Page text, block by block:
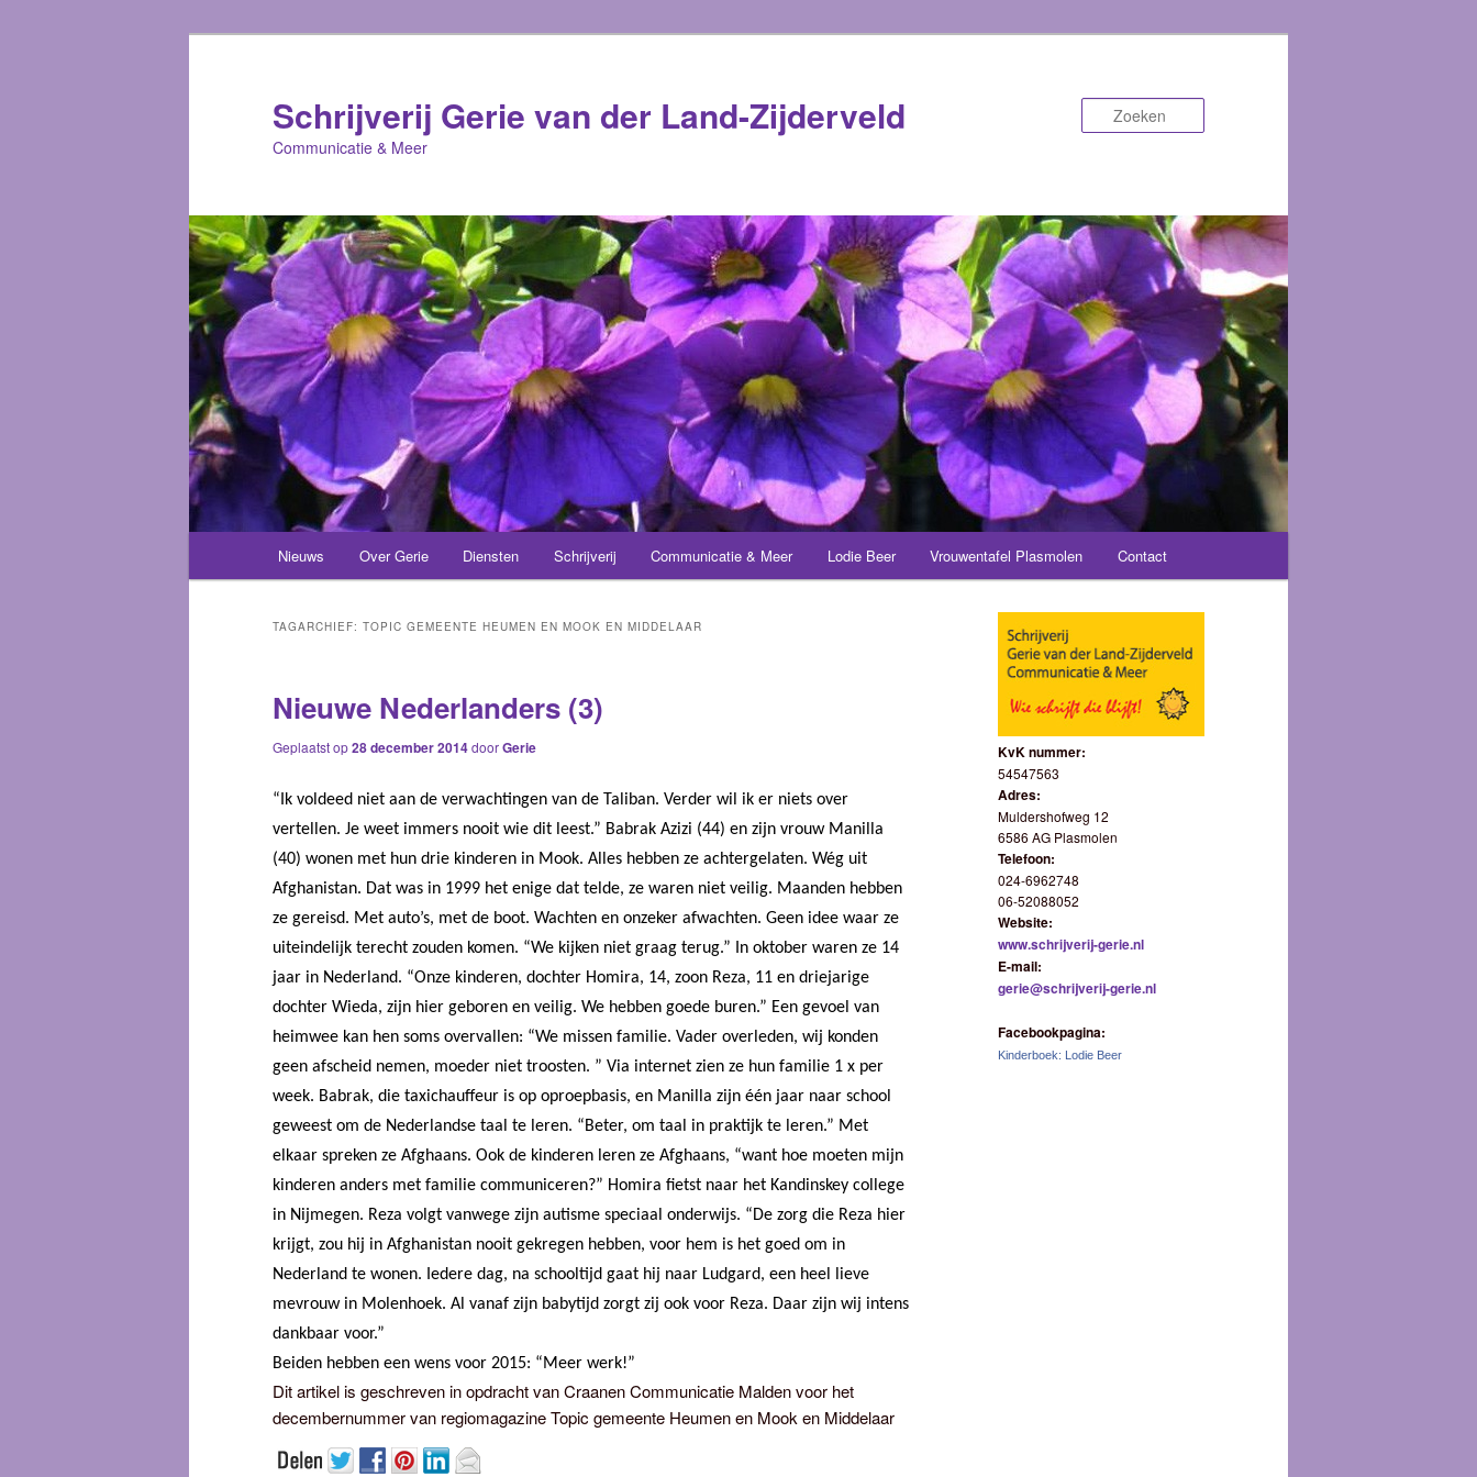
Schrijverij Gerie van der Land-Zijderveld
Communicatie & Meer
Spring
primaire
Spring
secundaire
Nieuws Over Gerie Diensten Schrijverij Communicatie & Meer Lodie Beer Vrouwentafel Plasmolen Contact
TAGARCHIEF: TOPIC GEMEENTE HEUMEN EN MOOK EN MIDDELAAR
Nieuwe Nederlanders (3)
Geplaatst op28 december 2014doorGerie
“Ik voldeed niet aan de verwachtingen van de Taliban. Verder wil ik er niets over
vertellen. Je weet immers nooit wie dit leest.” Babrak Azizi (44) en zijn vrouw Manilla
(40) wonen met hun drie kinderen in Mook. Alles hebben ze achtergelaten. Wég uit
Afghanistan. Dat was in 1999 het enige dat telde, ze waren niet veilig. Maanden hebben
ze gereisd. Met auto’s, met de boot. Wachten en onzeker afwachten. Geen idee waar ze
uiteindelijk terecht zouden komen. “We kijken niet graag terug.” In oktober waren ze 14
jaar in Nederland. “Onze kinderen, dochter Homira, 14, zoon Reza, 11 en driejarige
dochter Wieda, zijn hier geboren en veilig. We hebben goede buren.” Een gevoel van
heimwee kan hen soms overvallen: “We missen familie. Vader overleden, wij konden
geen afscheid nemen, moeder niet troosten. ” Via internet zien ze hun familie 1 x per
week. Babrak, die taxichauffeur is op oproepbasis, en Manilla zijn één jaar naar school
geweest om de Nederlandse taal te leren. “Beter, om taal in praktijk te leren.” Met
elkaar spreken ze Afghaans. Ook de kinderen leren ze Afghaans, “want hoe moeten mijn
kinderen anders met familie communiceren?” Homira fietst naar het Kandinskey college
in Nijmegen. Reza volgt vanwege zijn autisme speciaal onderwijs. “De zorg die Reza hier
krijgt, zou hij in Afghanistan nooit gekregen hebben, voor hem is het goed om in
Nederland te wonen. Iedere dag, na schooltijd gaat hij naar Ludgard, een heel lieve
mevrouw in Molenhoek. Al vanaf zijn babytijd zorgt zij ook voor Reza. Daar zijn wij intens
dankbaar voor.”
Beiden hebben een wens voor 2015: “Meer werk!”
Dit artikel is geschreven in opdracht van Craanen Communicatie Malden voor het
decembernummer van regiomagazine Topic gemeente Heumen en Mook en Middelaar
KvK nummer:
54547563
Adres:
Muldershofweg 12
6586 AG Plasmolen
Telefoon:
024-6962748
06-52088052
Website:
www.schrijverij-gerie.nl
E-mail:
gerie@schrijverij-gerie.nl
Facebookpagina:
Kinderboek: Lodie Beer